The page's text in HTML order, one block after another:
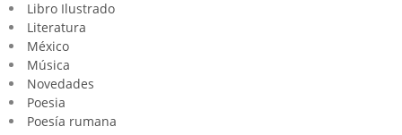
Libro Ilustrado
Literatura
México
Música
Novedades
Poesia
Poesía rumana